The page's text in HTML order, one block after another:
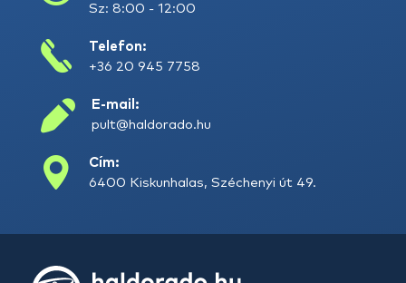
Sz: 8:00 - 12:00
Telefon:
+36 20 945 7758
E-mail:
pult@haldorado.hu
Cím:
6400 Kiskunhalas, Széchenyi út 49.